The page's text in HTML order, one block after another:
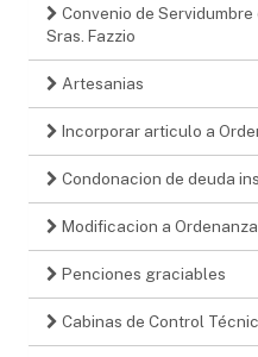
Convenio de
Sras. Fazzio
Artesanias
Incorporar articulo a
Condonacion de deuda
Modificacion a
Penciones graciables
Cabinas de Control